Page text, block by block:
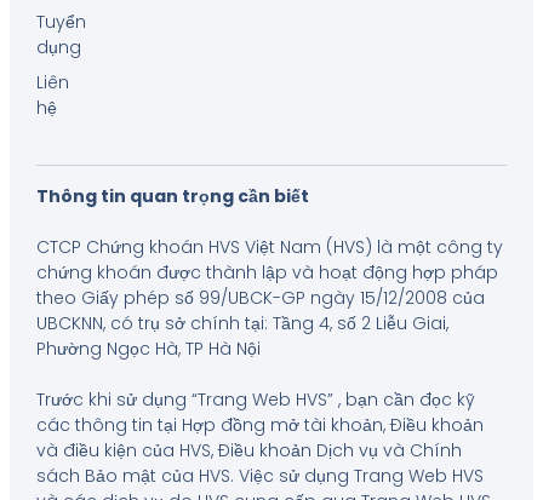
Tuyển
dụng
Liên
hệ
Thông tin quan trọng cần biết
CTCP Chứng khoán HVS Việt Nam (HVS) là một công ty
chứng khoán được thành lập và hoạt động hợp pháp
theo Giấy phép số 99/UBCK-GP ngày 15/12/2008 của
UBCKNN, có trụ sở chính tại: Tầng 4, số 2 Liễu Giai,
Phường Ngọc Hà, TP Hà Nội
Trước khi sử dụng “Trang Web HVS” , bạn cần đọc kỹ
các thông tin tại Hợp đồng mở tài khoản, Điều khoản
và điều kiện của HVS, Điều khoản Dịch vụ và Chính
sách Bảo mật của HVS. Việc sử dụng Trang Web HVS